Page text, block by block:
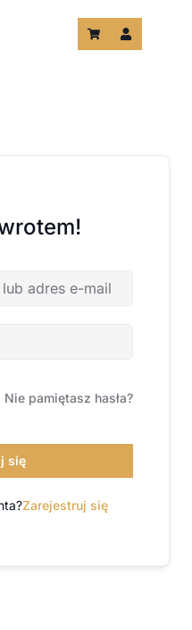
Nie pamiętasz hasła?
się
Zarejestruj się